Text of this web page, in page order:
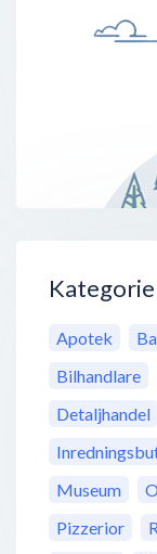
Apotek
Bilhandlare
Detaljhandel
Museum
Pizzerior